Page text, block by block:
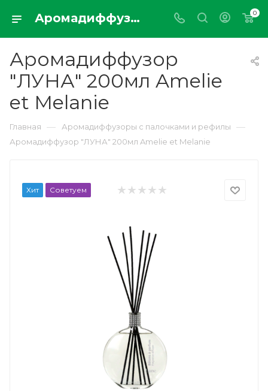
Аромадиффузор "ЛУНА" 200мл Amelie et Melanie 0
Аромадиффузор
"ЛУНА" 200мл Amelie
et Melanie
Главная — Аромадиффузоры с палочками и рефилы —
Аромадиффузор "ЛУНА" 200мл Amelie et Melanie
Хит Советуем